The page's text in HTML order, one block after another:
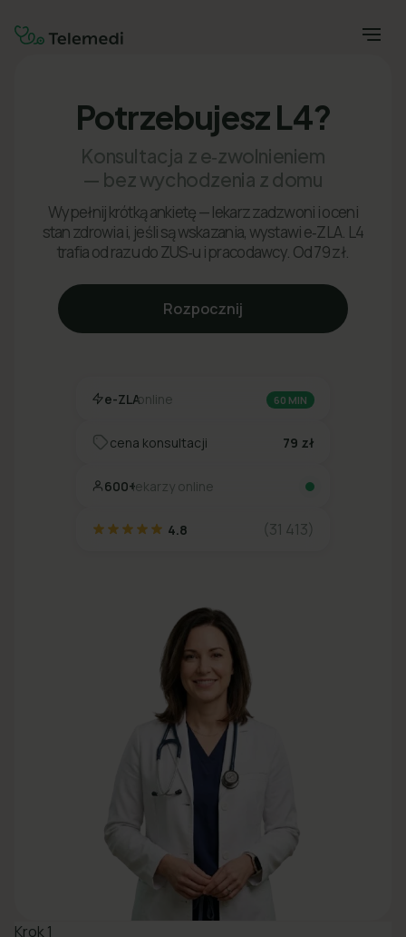
Potrzebujesz L4?
Konsultacja z e‑zwolnieniem
— bez wychodzenia z domu
Wypełnij krótką ankietę — lekarz zadzwoni i oceni
stan zdrowia i, jeśli są wskazania, wystawi e‑ZLA. L4
trafia od razu do ZUS‑u i pracodawcy. Od 79 zł.
Rozpocznij
e-ZLAonline 60 MIN
cena konsultacji 79 zł
600+lekarzy online
4.8 (31 413)